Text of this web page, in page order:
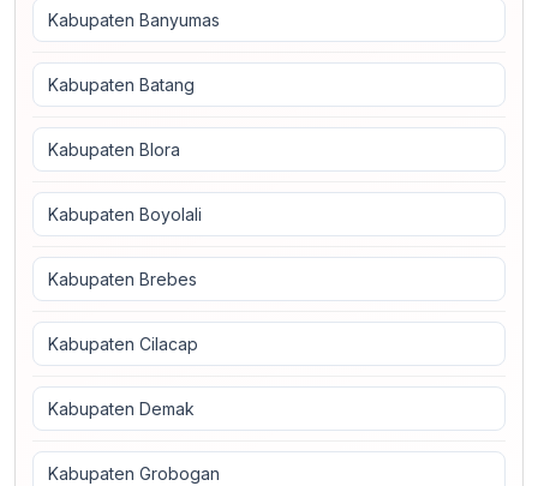
Kabupaten Banyumas
Kabupaten Batang
Kabupaten Blora
Kabupaten Boyolali
Kabupaten Brebes
Kabupaten Cilacap
Kabupaten Demak
Kabupaten Grobogan